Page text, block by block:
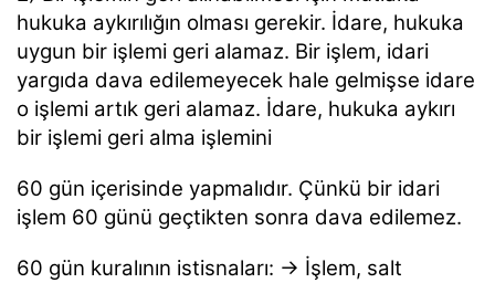
hukuka aykırılığın olması gerekir. İdare, hukuka
uygun bir işlemi geri alamaz. Bir işlem, idari
yargıda dava edilemeyecek hale gelmişse idare
o işlemi artık geri alamaz. İdare, hukuka aykırı
bir işlemi geri alma işlemini
60 gün içerisinde yapmalıdır. Çünkü bir idari
işlem 60 günü geçtikten sonra dava edilemez.
60 gün kuralının istisnaları: → İşlem, salt